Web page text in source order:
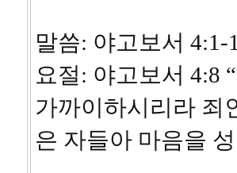
말씀: 야고보서 4:1-
요절: 야고보서 4:8
가까이하시리라
은 자들아